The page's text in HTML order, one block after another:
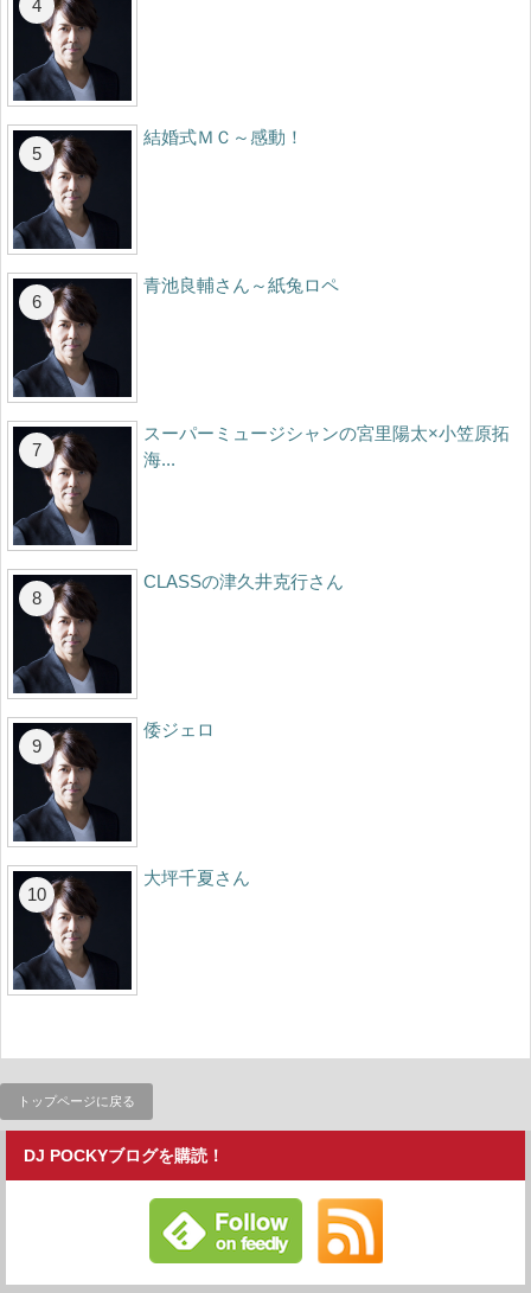
結婚式ＭＣ～感動！
青池良輔さん～紙兔ロペ
スーパーミュージシャンの宮里陽太×小笠原拓
海...
CLASSの津久井克行さん
倭ジェロ
大坪千夏さん
トップページに戻る
DJ POCKYブログを購読！